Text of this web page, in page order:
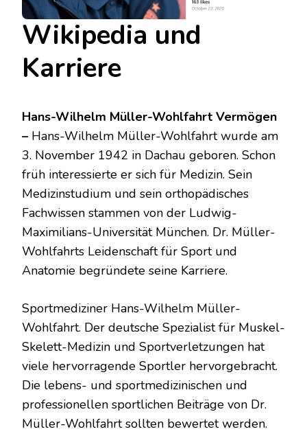
Wikipedia und
Karriere
Hans-Wilhelm Müller-Wohlfahrt Vermögen
– Hans-Wilhelm Müller-Wohlfahrt wurde am
3. November 1942 in Dachau geboren. Schon
früh interessierte er sich für Medizin. Sein
Medizinstudium und sein orthopädisches
Fachwissen stammen von der Ludwig-
Maximilians-Universität München. Dr. Müller-
Wohlfahrts Leidenschaft für Sport und
Anatomie begründete seine Karriere.
Sportmediziner Hans-Wilhelm Müller-
Wohlfahrt. Der deutsche Spezialist für Muskel-
Skelett-Medizin und Sportverletzungen hat
viele hervorragende Sportler hervorgebracht.
Die lebens- und sportmedizinischen und
professionellen sportlichen Beiträge von Dr.
Müller-Wohlfahrt sollten bewertet werden.